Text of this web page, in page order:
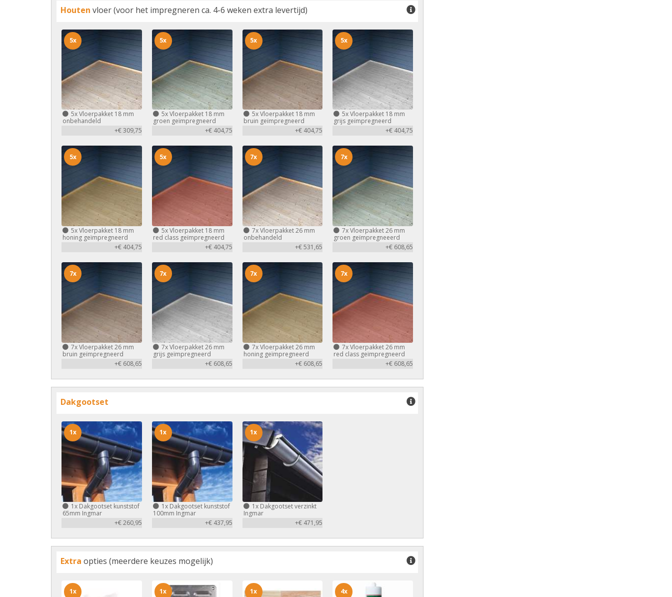
Houten vloer (voor het impregneren ca. 4-6 weken extra levertijd)
5xVloerpakket 18 mm
onbehandeld
+€ 309,75
5x
5xVloerpakket 18 mm
groen geïmpregneerd
+€ 404,75
5x
5xVloerpakket 18 mm
bruin geïmpregneerd
+€ 404,75
5x
5xVloerpakket 18 mm
grijs geïmpregneerd
+€ 404,75
5x
5xVloerpakket 18 mm
honing geïmpregneerd
+€ 404,75
5x
5xVloerpakket 18 mm
red class geïmpregneerd
+€ 404,75
5x
7xVloerpakket 26 mm
onbehandeld
+€ 531,65
7x
7xVloerpakket 26 mm
groen geïmpregneeerd
+€ 608,65
7x
7xVloerpakket 26 mm
bruin geïmpregneerd
+€ 608,65
7x
7xVloerpakket 26 mm
grijs geïmpregneerd
+€ 608,65
7x
7xVloerpakket 26 mm
honing geïmpregneerd
+€ 608,65
7x
7xVloerpakket 26 mm
red class geïmpregneerd
+€ 608,65
7x
Dakgootset
1x Dakgootset kunststof
65mm Ingmar
+€ 260,95
1x
1xDakgootset kunststof
100mm Ingmar
+€ 437,95
1x
1xDakgootset verzinkt
Ingmar
+€ 471,95
1x
Extra opties (meerdere keuzes mogelijk)
1x 1x 1x 4x